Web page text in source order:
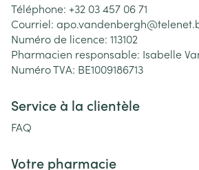
Téléphone: +32 03 457 06 71
Courriel: apo.vandenbergh@
Numéro de licence: 113102
Pharmacien responsable: Isabelle
Numéro TVA: BE1009186713
Service à la clientèle
FAQ
Votre pharmacie